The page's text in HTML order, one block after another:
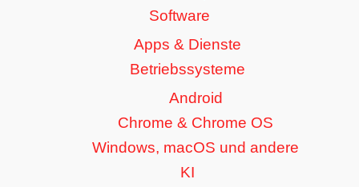
Software
Apps & Dienste
Betriebssysteme
Android
Chrome & Chrome OS
Windows, macOS und andere
KI